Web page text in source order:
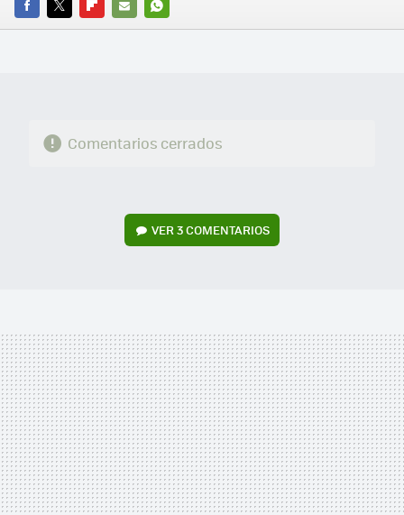
FACEBOOK
TWITTERFLIPBOARD
E-
WHATSAPP
Comentarios cerrados
VER3 COMENTARIOS